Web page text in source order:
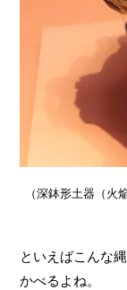
（深鉢形土器（火
といえばこんな
かべるよね。